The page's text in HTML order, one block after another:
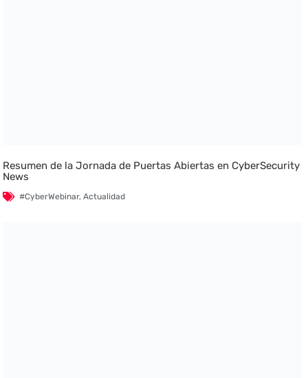
Resumen de la Jornada de Puertas Abiertas en CyberSecurity
News
#CyberWebinar,Actualidad